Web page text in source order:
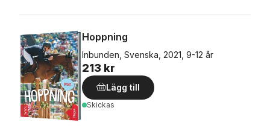
Hoppning
Inbunden, Svenska, 2021, 9-12 år
213 kr
Lägg till
Skickas